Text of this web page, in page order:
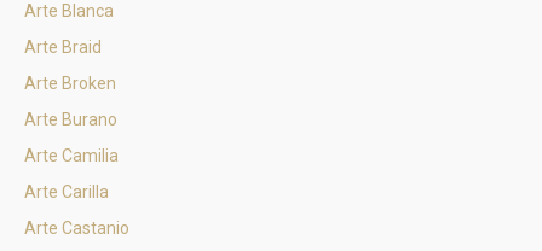
Arte Blanca
Arte Braid
Arte Broken
Arte Burano
Arte Camilia
Arte Carilla
Arte Castanio